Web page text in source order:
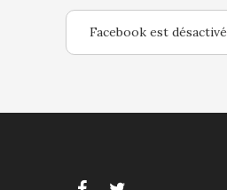
Facebook est désactivé